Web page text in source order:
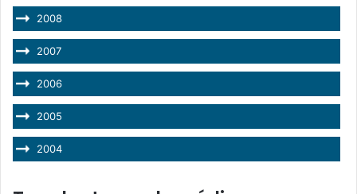
2008
2007
2006
2005
2004